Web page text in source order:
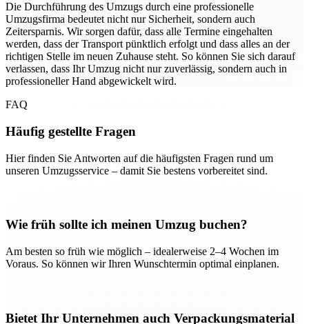
Die Durchführung des Umzugs durch eine professionelle
Umzugsfirma bedeutet nicht nur Sicherheit, sondern auch
Zeitersparnis. Wir sorgen dafür, dass alle Termine eingehalten
werden, dass der Transport pünktlich erfolgt und dass alles an der
richtigen Stelle im neuen Zuhause steht. So können Sie sich darauf
verlassen, dass Ihr Umzug nicht nur zuverlässig, sondern auch in
professioneller Hand abgewickelt wird.
FAQ
Häufig gestellte Fragen
Hier finden Sie Antworten auf die häufigsten Fragen rund um
unseren Umzugsservice – damit Sie bestens vorbereitet sind.
Wie früh sollte ich meinen Umzug buchen?
Am besten so früh wie möglich – idealerweise 2–4 Wochen im
Voraus. So können wir Ihren Wunschtermin optimal einplanen.
Bietet Ihr Unternehmen auch Verpackungsmaterial